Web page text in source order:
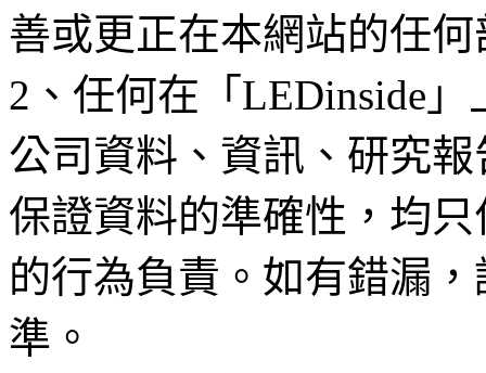
善或更正在本網站的任
2、任何在「LEDinside
公司資料、資訊、研究
保證資料的準確性，均
的行為負責。如有錯漏
準。